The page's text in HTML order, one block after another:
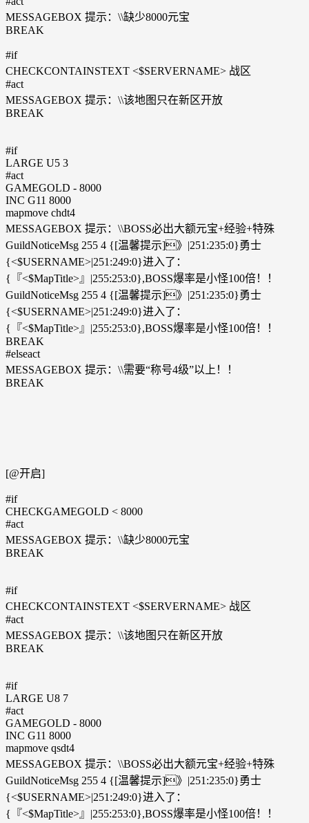
MESSAGEBOX 提示：\\缺少8000元宝
BREAK
#if
CHECKCONTAINSTEXT <$SERVERNAME> 战区
#act
MESSAGEBOX 提示：\\该地图只在新区开放
BREAK
#if
LARGE U5 3
#act
GAMEGOLD - 8000
INC G11 8000
mapmove chdt4
MESSAGEBOX 提示：\\BOSS必出大额元宝+经验+特殊
GuildNoticeMsg 255 4 {[温馨提示]》|251:235:0}勇士
{<$USERNAME>|251:249:0}进入了：
{『<$MapTitle>』|255:253:0},BOSS爆率是小怪100倍！！
GuildNoticeMsg 255 4 {[温馨提示]》|251:235:0}勇士
{<$USERNAME>|251:249:0}进入了：
{『<$MapTitle>』|255:253:0},BOSS爆率是小怪100倍！！
BREAK
#elseact
MESSAGEBOX 提示：\\需要“称号4级”以上！！
BREAK
[@开启]
#if
CHECKGAMEGOLD < 8000
#act
MESSAGEBOX 提示：\\缺少8000元宝
BREAK
#if
CHECKCONTAINSTEXT <$SERVERNAME> 战区
#act
MESSAGEBOX 提示：\\该地图只在新区开放
BREAK
#if
LARGE U8 7
#act
GAMEGOLD - 8000
INC G11 8000
mapmove qsdt4
MESSAGEBOX 提示：\\BOSS必出大额元宝+经验+特殊
GuildNoticeMsg 255 4 {[温馨提示]》|251:235:0}勇士
{<$USERNAME>|251:249:0}进入了：
{『<$MapTitle>』|255:253:0},BOSS爆率是小怪100倍！！